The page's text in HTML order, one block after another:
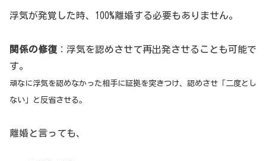
浮気が発覚した時、100%離婚する必要もありません。
関係の修復 ：浮気を認めさせて再出発させることも可能で
す。
頑なに浮気を認めなかった相手に証拠を突きつけ、認めさせ「二度とし
ない」と反省させる。
離婚と言っても、